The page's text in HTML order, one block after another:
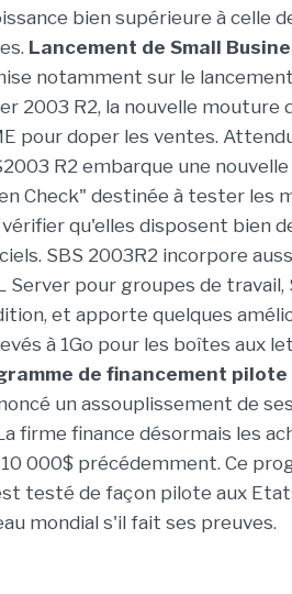
bien supérieure à celle
Lancement de Small
notamment sur le
2003 R2, la nouvelle mouture
pour doper les ventes.
R2 embarque une
Check" destinée à tester les
qu'elles disposent bien
SBS 2003R2 incorpore
Server pour groupes de travail,
et apporte quelques
à 1Go pour les boîtes aux
de financement pilote
un assouplissement de
firme finance désormais les
000$ précédemment. Ce
testé de façon pilote aux
mondial s'il fait ses preuves.